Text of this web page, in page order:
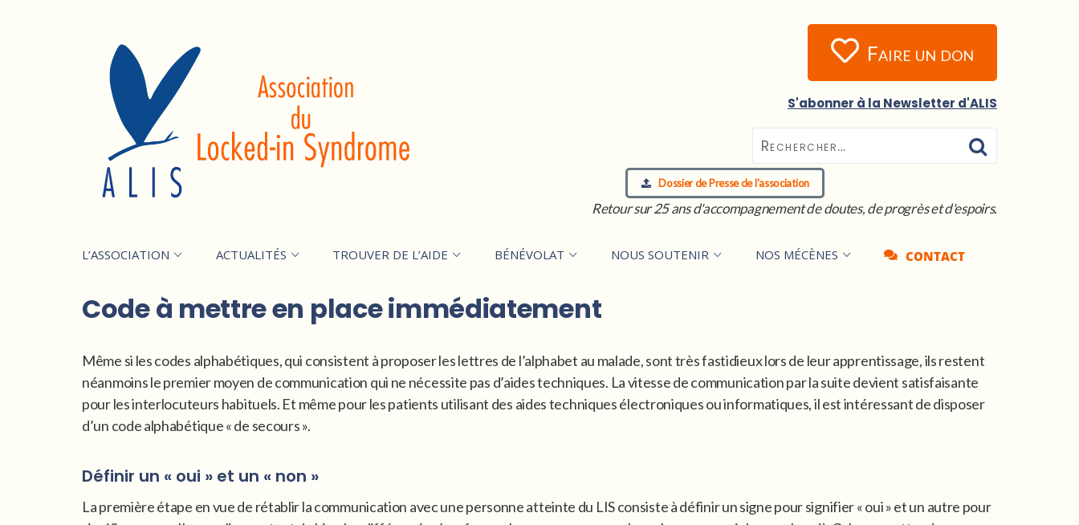
Faire un don
S'abonner à la Newsletter d'ALIS
Dossier de Presse de l'association
Retour sur 25 ans d'accompagnement de doutes, de progrès et d'espoirs.
L’ASSOCIATION ACTUALITÉS TROUVER DE L’AIDE BÉNÉVOLAT NOUS SOUTENIR NOS MÉCÈNES CONTACT
Code à mettre en place immédiatement
Même si les codes alphabétiques, qui consistent à proposer les lettres de l’alphabet au malade, sont très fastidieux lors de leur apprentissage, ils restent
néanmoins le premier moyen de communication qui ne nécessite pas d’aides techniques. La vitesse de communication par la suite devient satisfaisante
pour les interlocuteurs habituels. Et même pour les patients utilisant des aides techniques électroniques ou informatiques, il est intéressant de disposer
d’un code alphabétique « de secours ».
Définir un « oui » et un « non »
La première étape en vue de rétablir la communication avec une personne atteinte du LIS consiste à définir un signe pour signifier « oui » et un autre pour